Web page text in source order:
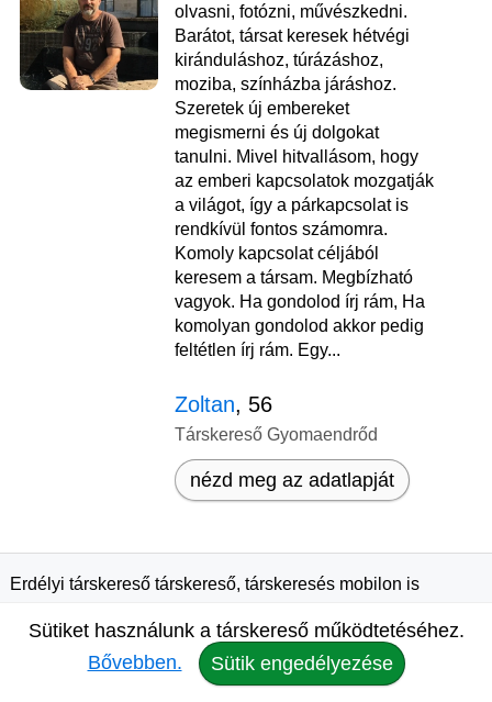
olvasni, fotózni, művészkedni.
Barátot, társat keresek hétvégi
kiránduláshoz, túrázáshoz,
moziba, színházba járáshoz.
Szeretek új embereket
megismerni és új dolgokat
tanulni. Mivel hitvallásom, hogy
az emberi kapcsolatok mozgatják
a világot, így a párkapcsolat is
rendkívül fontos számomra.
Komoly kapcsolat céljából
keresem a társam. Megbízható
vagyok. Ha gondolod írj rám, Ha
komolyan gondolod akkor pedig
feltétlen írj rám. Egy...
Zoltan, 56
Társkereső Gyomaendrőd
nézd meg az adatlapját
Erdélyi társkereső társkereső, társkeresés mobilon is
Elérhetőségek
Felhasználási feltételek
Sütiket használunk a társkereső működtetéséhez.
Bővebben.
Sütik engedélyezése